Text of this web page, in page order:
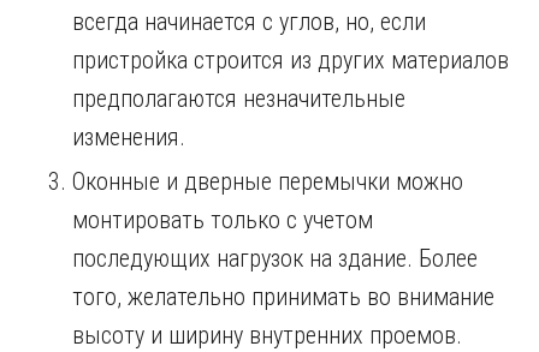
всегда начинается с углов, но, если
пристройка строится из других материалов
предполагаются незначительные
изменения.
Оконные и дверные перемычки можно
монтировать только с учетом
последующих нагрузок на здание. Более
того, желательно принимать во внимание
высоту и ширину внутренних проемов.